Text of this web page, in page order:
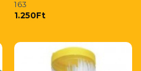
163
1.250Ft